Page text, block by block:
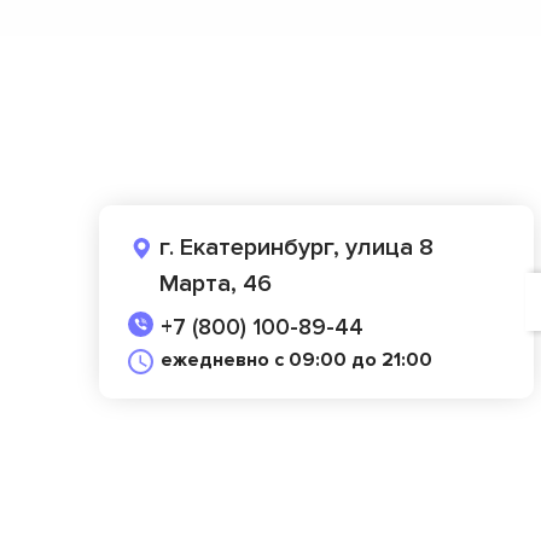
г. Екатеринбург, улица 8
Марта, 46
+7 (800) 100-89-44
ежедневно с 09:00 до 21:00